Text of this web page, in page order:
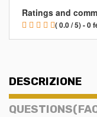
Ratings and
( 0.0 / 5) - 0
DESCRIZIONE